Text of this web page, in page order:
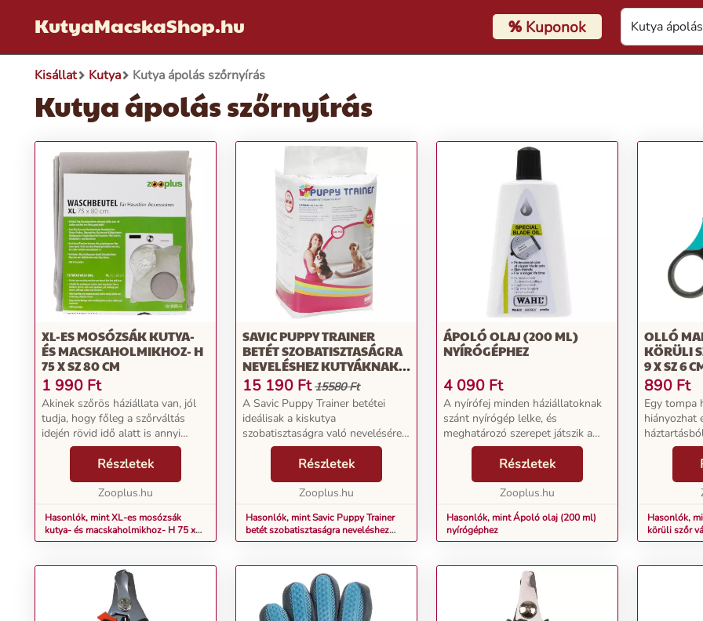
KutyaMacskaShop.hu %Kuponok
Kisállat Kutya Kutya ápolás szőrnyírás
Kutya ápolás szőrnyírás
XL-ES MOSÓZSÁK KUTYA-
ÉS MACSKAHOLMIKHOZ- H
75 X SZ 80 CM
1 990 Ft
Akinek szőrös háziállata van, jól
tudja, hogy főleg a szőrváltás
idején rövid idő alatt is annyi
szőrszál gyűlik össze a takarókon,
párnákon és huzatokon, hogy az
ember azokból szinte egy másik
Részletek
Zooplus.hu
Hasonlók, mint XL-es mosózsák
kutya- és macskaholmikhoz- H 75 x
Sz 80 cm
SAVIC PUPPY TRAINER
BETÉT SZOBATISZTASÁGRA
NEVELÉSHEZ KUTYÁKNAK,
2X50DB, LARGE
15 190 Ft 15580 Ft
A Savic Puppy Trainer betétei
ideálisak a kiskutya
szobatisztaságra való nevelésére.
Nincs többé nedves szőnyeg és
padló! A betétek felülete puha,
méhsejtes szerkezetű, ami a kutya
számára igen kellem...
Részletek
Zooplus.hu
Hasonlók, mint Savic Puppy Trainer
betét szobatisztaságra neveléshez
kutyáknak, 2x50db, Large
ÁPOLÓ OLAJ (200 ML)
NYÍRÓGÉPHEZ
4 090 Ft
A nyírófej minden háziállatoknak
szánt nyírógép lelke, és
meghatározó szerepet játszik a
vágóteljesítményben. Valamennyi
precíziósan csiszolt MOSER
rozsdamentes acél cserélhető
nyírófej Németországban...
Részletek
Zooplus.hu
Hasonlók, mint Ápoló olaj (200 ml)
nyírógéphez
OLLÓ
KÖRÜLI
9 X SZ 6
890 Ft
Egy tompa
hiányozhat
szőrnyíró,
körül, ahol
zavarhatja
Hasonlók,
körüli szőr